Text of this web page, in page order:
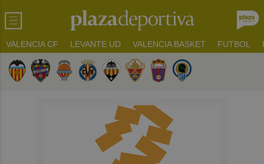
VALENCIA CF LEVANTE UD VALENCIA BASKET FUTBOL